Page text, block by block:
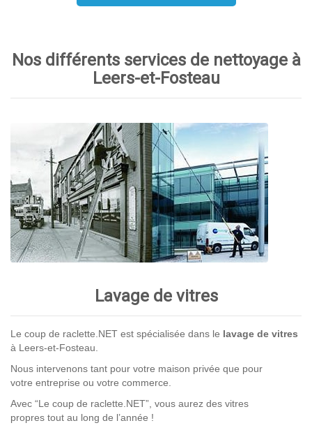
Nos différents services de nettoyage à
Leers-et-Fosteau
Lavage de vitres
Le coup de raclette.NET est spécialisée dans le lavage de vitres
à Leers-et-Fosteau.
Nous intervenons tant pour votre maison privée que pour
votre entreprise ou votre commerce.
Avec “Le coup de raclette.NET”, vous aurez des vitres
propres tout au long de l’année !